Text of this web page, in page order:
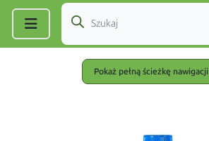
Pokaż pełną ścieżkę nawigacji